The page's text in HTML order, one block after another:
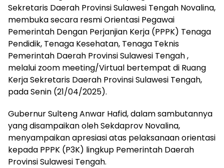
Sekretaris Daerah Provinsi Sulawesi Tengah Novalina,
membuka secara resmi Orientasi Pegawai
Pemerintah Dengan Perjanjian Kerja (PPPK) Tenaga
Pendidik, Tenaga Kesehatan, Tenaga Teknis
Pemerintah Daerah Provinsi Sulawesi Tengah ,
melalui zoom meeting/Virtual bertempat di Ruang
Kerja Sekretaris Daerah Provinsi Sulawesi Tengah,
pada Senin (21/04/2025).
Gubernur Sulteng Anwar Hafid, dalam sambutannya
yang disampaikan oleh Sekdaprov Novalina,
menyampaikan apresiasi atas pelaksanaan orientasi
kepada PPPK (P3K) lingkup Pemerintah Daerah
Provinsi Sulawesi Tengah.